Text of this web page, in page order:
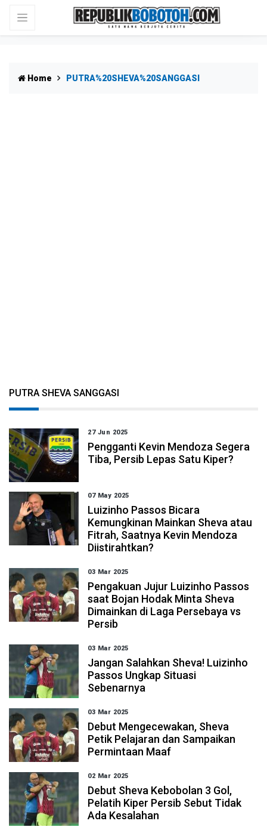
Home PUTRA%20SHEVA%20SANGGASI
PUTRA SHEVA SANGGASI
27 Jun 2025
Pengganti Kevin Mendoza Segera
Tiba, Persib Lepas Satu Kiper?
07 May 2025
Luizinho Passos Bicara
Kemungkinan Mainkan Sheva atau
Fitrah, Saatnya Kevin Mendoza
Diistirahtkan?
03 Mar 2025
Pengakuan Jujur Luizinho Passos
saat Bojan Hodak Minta Sheva
Dimainkan di Laga Persebaya vs
Persib
03 Mar 2025
Jangan Salahkan Sheva! Luizinho
Passos Ungkap Situasi
Sebenarnya
03 Mar 2025
Debut Mengecewakan, Sheva
Petik Pelajaran dan Sampaikan
Permintaan Maaf
02 Mar 2025
Debut Sheva Kebobolan 3 Gol,
Pelatih Kiper Persib Sebut Tidak
Ada Kesalahan